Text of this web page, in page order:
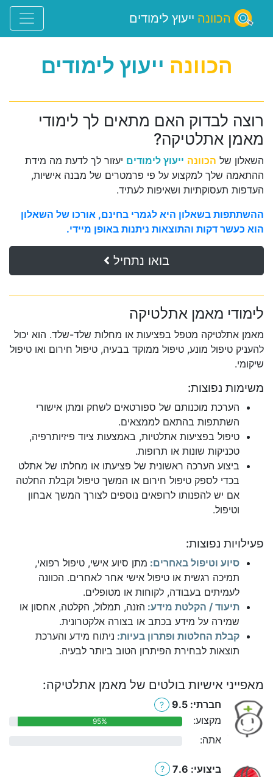
הכוונה ייעוץ לימודים
הכוונה ייעוץ לימודים
רוצה לבדוק האם מתאים לך לימודי
מאמן אתלטיקה?
השאלון של הכוונה ייעוץ לימודים יעזור לך לדעת מה מידת
ההתאמה שלך למקצוע על פי פרמטרים של מבנה אישיות,
העדפות תעסוקתיות ושאיפות לעתיד.
ההשתתפות בשאלון היא לגמרי בחינם, אורכו של השאלון
הוא כעשר דקות והתוצאות ניתנות באופן מיידי.
בואו נתחיל
לימודי מאמן אתלטיקה
מאמן אתלטיקה מטפל בפציעות או מחלות שלד-שלד. הוא יכול
להעניק טיפול מונע, טיפול ממוקד בבעיה, טיפול חירום ואו טיפול
שיקומי.
משימות נפוצות:
הערכת מוכנותם של ספורטאים לשחק ומתן אישורי
השתתפות בהתאם לממצאים.
טיפול בפציעות אתלטיות, באמצעות ציוד פיזיותרפיה,
טכניקות שונות או תרופות.
ביצוע הערכה ראשונית של פציעתו או מחלתו של אתלט
בכדי לספק טיפול חירום או המשך טיפול וקבלת החלטה
אם יש להפנותו לרופאים נוספים לצורך המשך אבחון
וטיפול.
פעילויות נפוצות:
סיוע וטיפול באחרים: מתן סיוע אישי, טיפול רפואי,
תמיכה רגשית או טיפול אישי אחר לאחרים. הכוונה
לעמיתים בעבודה, לקוחות או מטופלים.
תיעוד / הקלטת מידע: הזנה, תמלול, הקלטה, אחסון או
שמירה על מידע בכתב או בצורה אלקטרונית.
קבלת החלטות ופתרון בעיות: ניתוח מידע והערכת
תוצאות לבחירת הפיתרון הטוב ביותר לבעיה.
מאפייני אישיות בולטים של מאמן אתלטיקה:
חברתי: 9.5 ?
מקצוע: 95%
אתה:
ביצועי: 7.6 ?